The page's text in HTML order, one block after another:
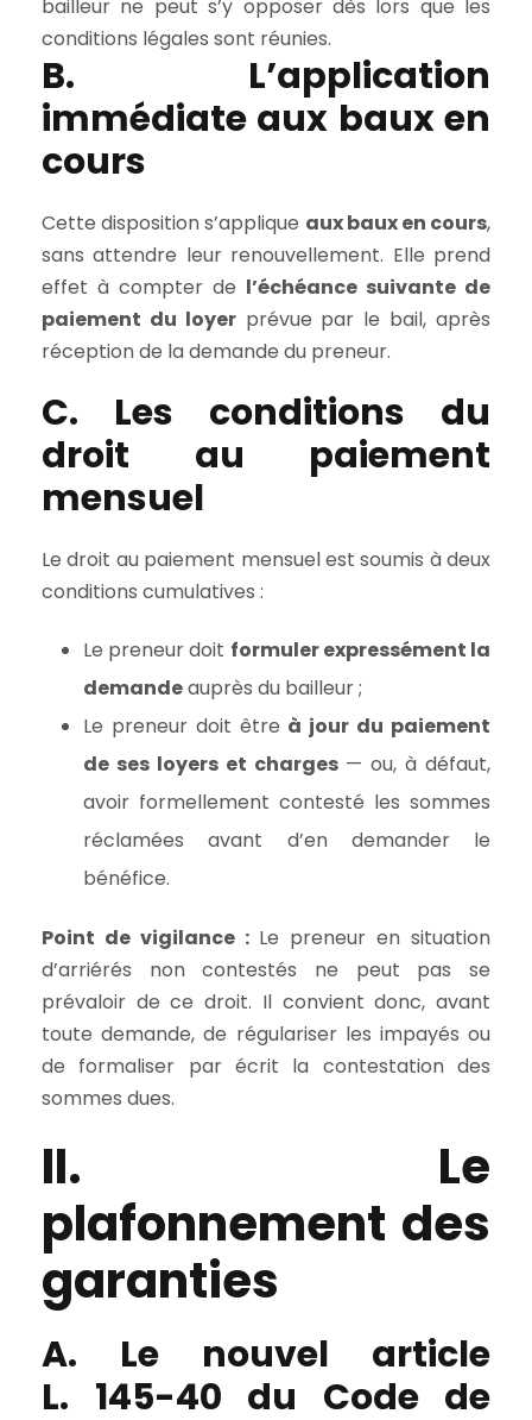
bailleur ne peut s’y opposer dès lors que les
conditions légales sont réunies.
B. L’application
immédiate aux baux en
cours
Cette disposition s’applique aux baux en cours,
sans attendre leur renouvellement. Elle prend
effet à compter de l’échéance suivante de
paiement du loyerprévue par le bail, après
réception de la demande du preneur.
C. Les conditions du
droit au paiement
mensuel
Le droit au paiement mensuel est soumis à deux
conditions cumulatives :
Le preneur doit formuler expressément la
demandeauprès du bailleur ;
Le preneur doit être à jour du paiement
de ses loyers et charges— ou, à défaut,
avoir formellement contesté les sommes
réclamées avant d’en demander le
bénéfice.
Point de vigilance :Le preneur en situation
d’arriérés non contestés ne peut pas se
prévaloir de ce droit. Il convient donc, avant
toute demande, de régulariser les impayés ou
de formaliser par écrit la contestation des
sommes dues.
II. Le
plafonnement des
garanties
A. Le nouvel article
L. 145-40 du Code de